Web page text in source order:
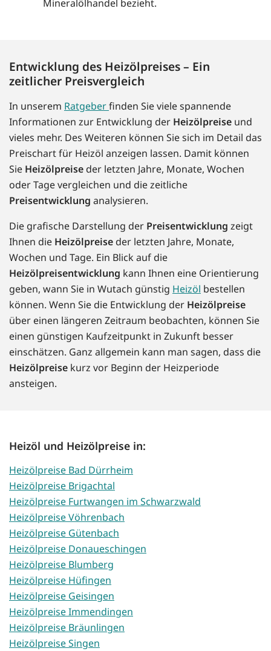
Mineralölhandel bezieht.
Entwicklung des Heizölpreises – Ein
zeitlicher Preisvergleich
In unserem Ratgeberfinden Sie viele spannende
Informationen zur Entwicklung der Heizölpreise und
vieles mehr. Des Weiteren können Sie sich im Detail das
Preischart für Heizöl anzeigen lassen. Damit können
Sie Heizölpreise der letzten Jahre, Monate, Wochen
oder Tage vergleichen und die zeitliche
Preisentwicklung analysieren.
Die grafische Darstellung der Preisentwicklung zeigt
Ihnen die Heizölpreise der letzten Jahre, Monate,
Wochen und Tage. Ein Blick auf die
Heizölpreisentwicklung kann Ihnen eine Orientierung
geben, wann Sie in Wutach günstig Heizöl bestellen
können. Wenn Sie die Entwicklung der Heizölpreise
über einen längeren Zeitraum beobachten, können Sie
einen günstigen Kaufzeitpunkt in Zukunft besser
einschätzen. Ganz allgemein kann man sagen, dass die
Heizölpreise kurz vor Beginn der Heizperiode
ansteigen.
Heizöl und Heizölpreise in:
Heizölpreise Bad Dürrheim
Heizölpreise Brigachtal
Heizölpreise Furtwangen im Schwarzwald
Heizölpreise Vöhrenbach
Heizölpreise Gütenbach
Heizölpreise Donaueschingen
Heizölpreise Blumberg
Heizölpreise Hüfingen
Heizölpreise Geisingen
Heizölpreise Immendingen
Heizölpreise Bräunlingen
Heizölpreise Singen